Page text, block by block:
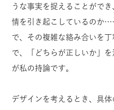
うな事実を捉えることがで
情を引き起こしているのか
で、その複雑な絡み合いを
で、「どちらが正しいか」
が私の持論です。
デザインを考えるとき、具